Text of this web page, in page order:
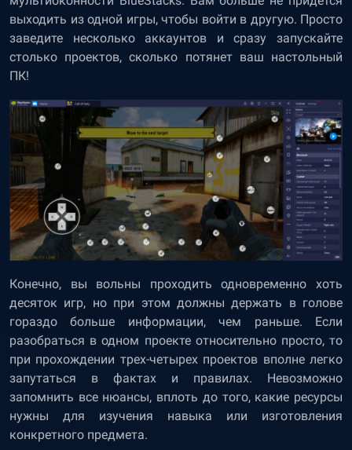
выходить из одной игры, чтобы войти в другую. Просто
заведите несколько аккаунтов и сразу запускайте
столько проектов, сколько потянет ваш настольный
ПК!
Конечно, вы вольны проходить одновременно хоть
десяток игр, но при этом должны держать в голове
гораздо больше информации, чем раньше. Если
разобраться в одном проекте относительно просто, то
при прохождении трех-четырех проектов вполне легко
запутаться в фактах и правилах. Невозможно
запомнить все нюансы, вплоть до того, какие ресурсы
нужны для изучения навыка или изготовления
конкретного предмета.